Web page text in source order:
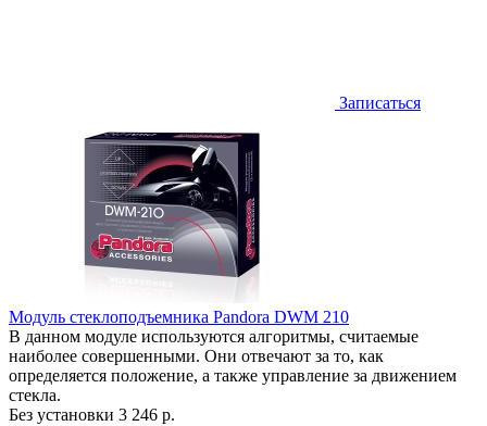
Записаться
Модуль стеклоподъемника Pandora DWM 210
В данном модуле используются алгоритмы, считаемые
наиболее совершенными. Они отвечают за то, как
определяется положение, а также управление за движением
стекла.
Без установки 3 246 р.